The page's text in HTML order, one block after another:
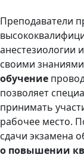
Преподаватели
анестезиологии
своими
обучение
позволяет
принимать
рабочее место.
сдачи экзамена
о повышении